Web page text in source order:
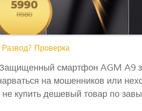
Проверка
смартфон AGM A9
на мошенников или
не купить дешевый товар по